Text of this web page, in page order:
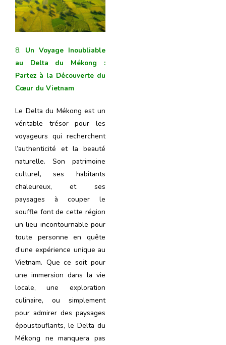
8. Un Voyage Inoubliable
au Delta du Mékong :
Partez à la Découverte du
Cœur du Vietnam
Le Delta du Mékong est un
véritable trésor pour les
voyageurs qui recherchent
l’authenticité et la beauté
naturelle. Son patrimoine
culturel, ses habitants
chaleureux, et ses
paysages à couper le
souffle font de cette région
un lieu incontournable pour
toute personne en quête
d’une expérience unique au
Vietnam. Que ce soit pour
une immersion dans la vie
locale, une exploration
culinaire, ou simplement
pour admirer des paysages
époustouflants, le Delta du
Mékong ne manquera pas